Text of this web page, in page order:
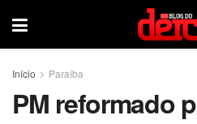
Início Paraíba
PM reformado